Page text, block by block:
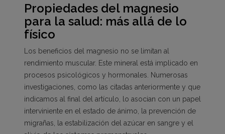
Propiedades del magnesio
para la salud: más allá de lo
físico
Los beneficios del magnesio no se limitan al
rendimiento muscular. Este mineral está implicado en
procesos psicológicos y hormonales. Numerosas
investigaciones, como las citadas anteriormente y que
indicamos al final del artículo, lo asocian con un papel
interviniente en el estado de ánimo, la prevención de
migrañas, la estabilización del azúcar en sangre y el